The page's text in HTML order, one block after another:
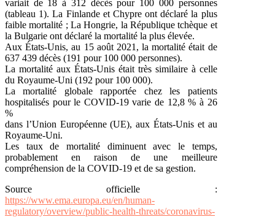
variait de 18 à 312 décès pour 100 000 personnes
(tableau 1). La Finlande et Chypre ont déclaré la plus
faible mortalité ; La Hongrie, la République tchèque et
la Bulgarie ont déclaré la mortalité la plus élevée.
Aux États-Unis, au 15 août 2021, la mortalité était de
637 439 décès (191 pour 100 000 personnes).
La mortalité aux États-Unis était très similaire à celle
du Royaume-Uni (192 pour 100 000).
La mortalité globale rapportée chez les patients
hospitalisés pour le COVID-19 varie de 12,8 % à 26
%
dans l’Union Européenne (UE), aux États-Unis et au
Royaume-Uni.
Les taux de mortalité diminuent avec le temps,
probablement en raison de une meilleure
compréhension de la COVID-19 et de sa gestion.
Source officielle :
https://www.ema.europa.eu/en/human-
regulatory/overview/public-health-threats/coronavirus-